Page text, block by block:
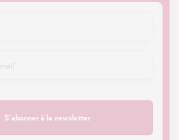
S'abonner à la newsletter